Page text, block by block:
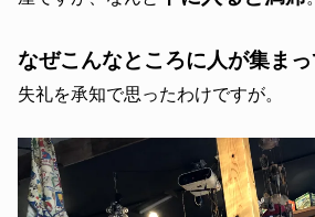
なぜこんなところに人が集ま
失礼を承知で思ったわけですが。